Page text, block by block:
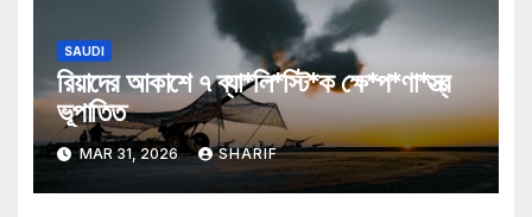
SAUDI
রিয়াদের আকাশে ৭ ব্যা*লি*স্টি*ক ক্ষে*প*ণা*স্ত্র
ভূপাতিত
MAR 31, 2026 SHARIF